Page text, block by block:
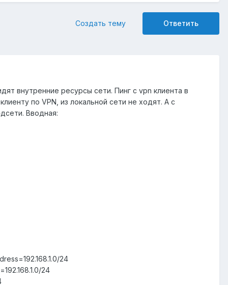
Ответить
Создать тему
внутренние ресурсы сети. Пинг с vpn клиента в
по VPN, из локальной сети не ходят. А с
Вводная:
24
24